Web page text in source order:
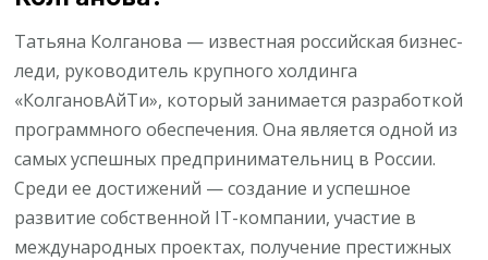
Татьяна Колганова — известная российская бизнес-
леди, руководитель крупного холдинга
«КолгановАйТи», который занимается разработкой
программного обеспечения. Она является одной из
самых успешных предпринимательниц в России.
Среди ее достижений — создание и успешное
развитие собственной IT-компании, участие в
международных проектах, получение престижных